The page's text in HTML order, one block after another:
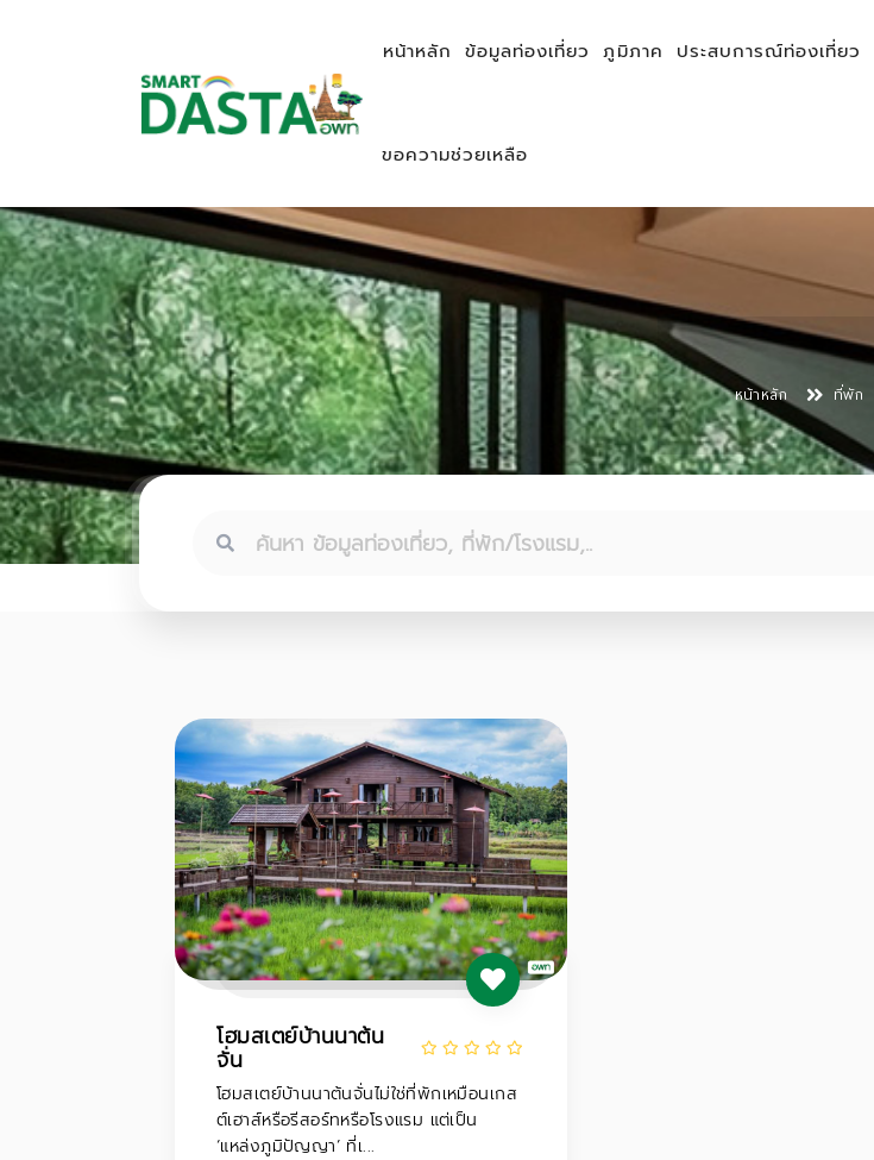
หน้าหลัก ข้อมูลท่องเที่ยว ภูมิภาค ประสบการณ์ท่องเที่ยว
ขอความช่วยเหลือ
หน้าหลัก ที่พัก
โฮมสเตย์บ้านนาต้น
จั่น
โฮมสเตย์บ้านนาต้นจั่นไม่ใช่ที่พักเหมือนเกส
ต์เฮาส์หรือรีสอร์ทหรือโรงแรม แต่เป็น
‘แหล่งภูมิปัญญา’ ที่เ...